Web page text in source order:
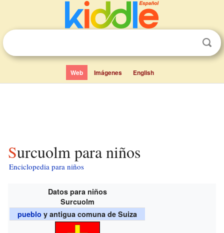
Web Imágenes English
Surcuolm para niños
Enciclopedia para niños
Datos para niños
Surcuolm
pueblo y antigua comuna de Suiza